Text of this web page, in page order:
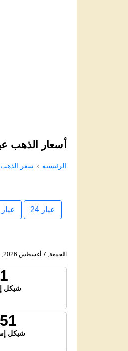
أسعار الذهب عيار 9 في فلسطين
الرئيسية سعر الذهب
عيار 24 عيار
الجمعة, 7 أغسطس 2026, 2:26 ص
شيكل
شيكل